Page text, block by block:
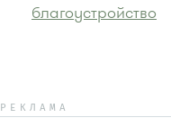
благоустройство
РЕКЛАМА